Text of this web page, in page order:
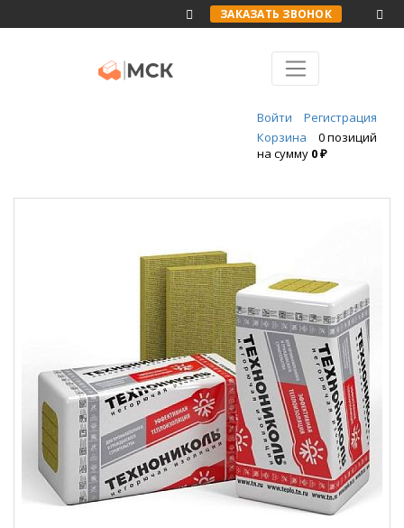
ЗАКАЗАТЬ ЗВОНОК
Войти
Регистрация
Корзина
0 позиций
на сумму 0 ₽